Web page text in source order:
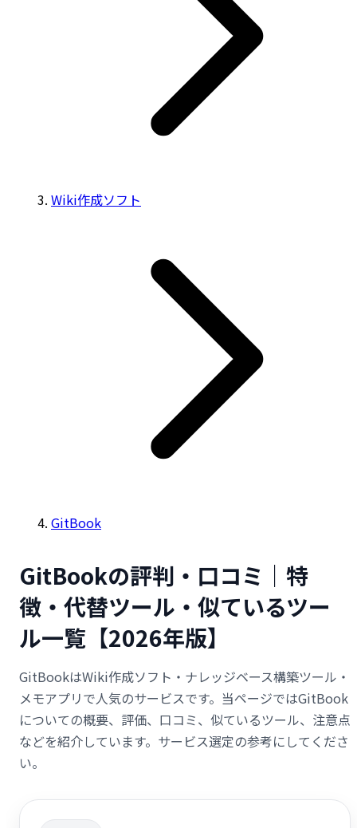
Wiki作成ソフト
GitBook
GitBookの評判・口コミ｜特
徴・代替ツール・似ているツー
ル一覧【2026年版】
GitBookはWiki作成ソフト・ナレッジベース構築ツール・
メモアプリで人気のサービスです。当ページではGitBook
についての概要、評価、口コミ、似ているツール、注意点
などを紹介しています。サービス選定の参考にしてくださ
い。